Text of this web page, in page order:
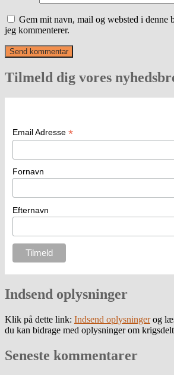
Gem mit navn, mail og websted i denne
jeg kommenterer.
Tilmeld dig vores
Email Adresse *
Fornavn
Efternavn
Indsend oplysninger
Klik på dette link: Indsend oplysningerog
du kan bidrage med oplysninger om
Seneste kommentarer